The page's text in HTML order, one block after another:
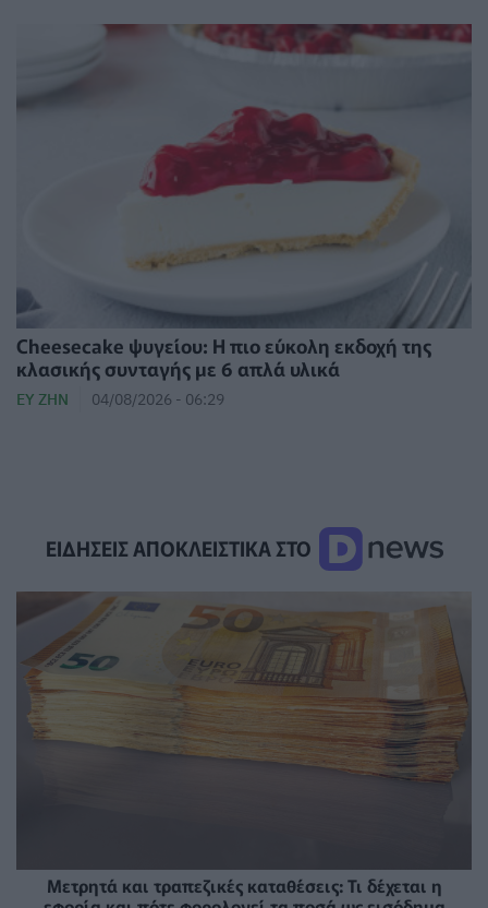
Cheesecake ψυγείου: Η πιο εύκολη εκδοχή της
κλασικής συνταγής με 6 απλά υλικά
ΕΥ ΖΗΝ 04/08/2026 - 06:29
ΕΙΔΗΣΕΙΣ ΑΠΟΚΛΕΙΣΤΙΚΑ ΣΤΟ
Μετρητά και τραπεζικές καταθέσεις: Τι δέχεται η